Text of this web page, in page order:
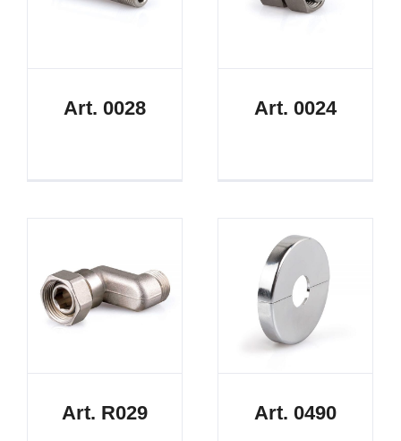
Art. 0028 Art. 0024
Art. R029 Art. 0490